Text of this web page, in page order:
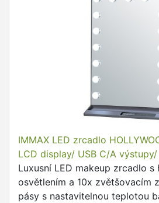
IMMAX LED zrcadlo
LCD display/ USB C/A
Luxusní LED makeup zrcadlo
osvětlením a 10x zvětšovacím
pásy s nastavitelnou teplotou